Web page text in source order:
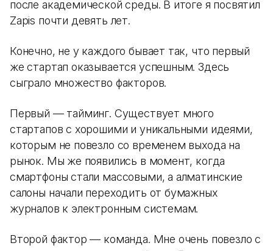
после академической среды. В итоге я посвятил
Zapis почти девять лет.
Конечно, не у каждого бывает так, что первый
же стартап оказывается успешным. Здесь
сыграло множество факторов.
Первый — тайминг. Существует много
стартапов с хорошими и уникальными идеями,
которым не повезло со временем выхода на
рынок. Мы же появились в момент, когда
смартфоны стали массовыми, а алматинские
салоны начали переходить от бумажных
журналов к электронным системам.
Второй фактор — команда. Мне очень повезло с